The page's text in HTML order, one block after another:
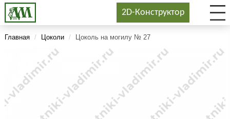
2D-Конструктор
Главная / Цоколи / Цоколь на могилу № 27